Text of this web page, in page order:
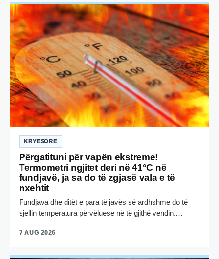
KRYESORE
Përgatituni për vapën ekstreme!
Termometri ngjitet deri në 41°C në
fundjavë, ja sa do të zgjasë vala e të
nxehtit
Fundjava dhe ditët e para të javës së ardhshme do të
sjellin temperatura përvëluese në të gjithë vendin,…
7 AUG 2026